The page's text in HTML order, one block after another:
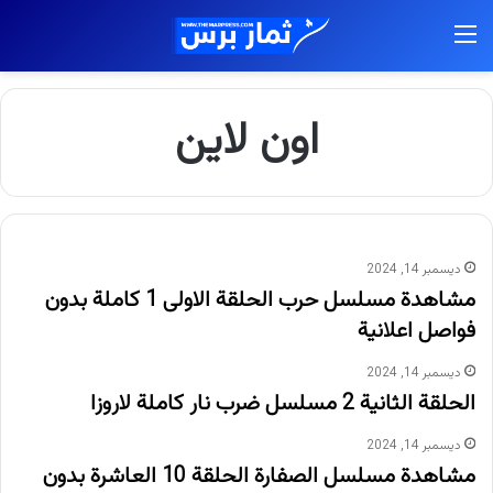
اون لاين
ديسمبر 14, 2024
مشاهدة مسلسل حرب الحلقة الاولى 1 كاملة بدون
فواصل اعلانية
ديسمبر 14, 2024
الحلقة الثانية 2 مسلسل ضرب نار كاملة لاروزا
ديسمبر 14, 2024
مشاهدة مسلسل الصفارة الحلقة 10 العاشرة بدون